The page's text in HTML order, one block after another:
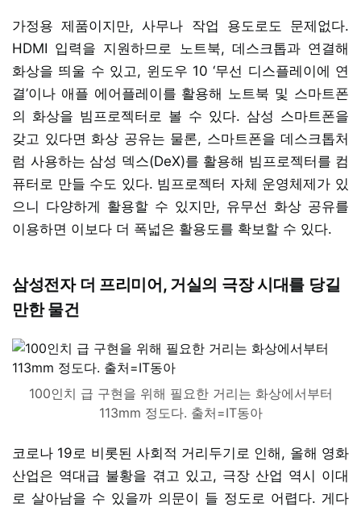
가정용 제품이지만, 사무나 작업 용도로도 문제없다.
HDMI 입력을 지원하므로 노트북, 데스크톱과 연결해
화상을 띄울 수 있고, 윈도우 10 ‘무선 디스플레이에 연
결’이나 애플 에어플레이를 활용해 노트북 및 스마트폰
의 화상을 빔프로젝터로 볼 수 있다. 삼성 스마트폰을
갖고 있다면 화상 공유는 물론, 스마트폰을 데스크톱처
럼 사용하는 삼성 덱스(DeX)를 활용해 빔프로젝터를 컴
퓨터로 만들 수도 있다. 빔프로젝터 자체 운영체제가 있
으니 다양하게 활용할 수 있지만, 유무선 화상 공유를
이용하면 이보다 더 폭넓은 활용도를 확보할 수 있다.
삼성전자 더 프리미어, 거실의 극장 시대를 당길
만한 물건
100인치 급 구현을 위해 필요한 거리는 화상에서부터
113mm 정도다. 출처=IT동아
코로나 19로 비롯된 사회적 거리두기로 인해, 올해 영화
산업은 역대급 불황을 겪고 있고, 극장 산업 역시 이대
로 살아남을 수 있을까 의문이 들 정도로 어렵다. 게다